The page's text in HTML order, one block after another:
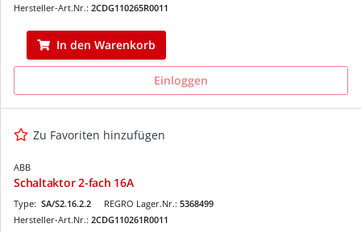
Hersteller-Art.Nr.: 2CDG110265R0011
In den Warenkorb
Einloggen
Zu Favoriten hinzufügen
ABB
Schaltaktor 2-fach 16A
REGRO Lager.Nr.: 5368499
Type: SA/S2.16.2.2
Hersteller-Art.Nr.: 2CDG110261R0011